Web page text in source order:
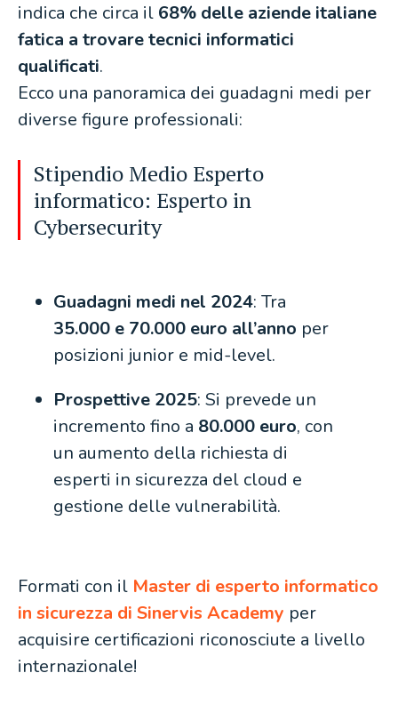
indica che circa il 68% delle aziende italiane
fatica a trovare tecnici informatici
qualificati.
Ecco una panoramica dei guadagni medi per
diverse figure professionali:
Stipendio Medio Esperto
informatico: Esperto in
Cybersecurity
Guadagni medi nel 2024: Tra
35.000 e 70.000 euro all’anno per
posizioni junior e mid-level.
Prospettive 2025: Si prevede un
incremento fino a 80.000 euro, con
un aumento della richiesta di
esperti in sicurezza del cloud e
gestione delle vulnerabilità.
Formati con il Master di esperto informatico
in sicurezza di Sinervis Academy per
acquisire certificazioni riconosciute a livello
internazionale!